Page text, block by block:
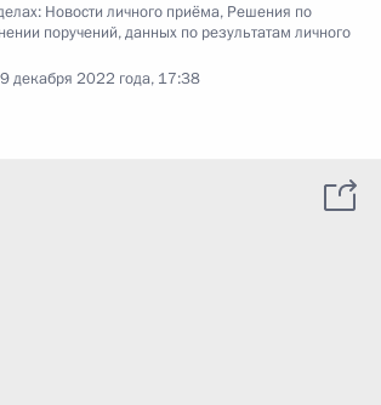
Новости личного приёма, Решения по
поручений, данных по результатам личного
декабря 2022 года, 17:38